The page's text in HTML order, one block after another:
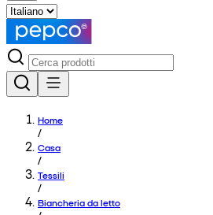
Home
/
Casa
/
Tessili
/
Biancheria da letto